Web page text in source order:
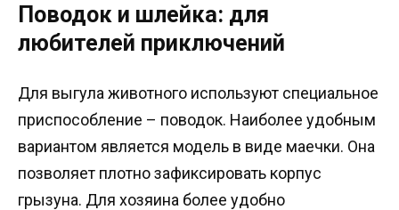
Поводок и шлейка: для
любителей приключений
Для выгула животного используют специальное
приспособление – поводок. Наиболее удобным
вариантом является модель в виде маечки. Она
позволяет плотно зафиксировать корпус
грызуна. Для хозяина более удобно